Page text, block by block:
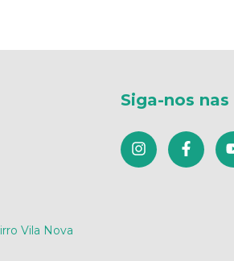
Vila Nova
Siga-nos nas